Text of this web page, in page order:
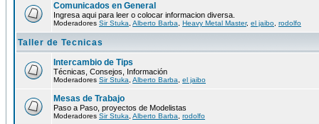
Comunicados en General
Ingresa aqui para leer o colocar informacion diversa.
Moderadores Sir Stuka Alberto Barba Heavy Metal Master, el jaibo rodolfo
Taller de Tecnicas
Intercambio de Tips
Técnicas, Consejos, Información
Moderadores Sir Stuka Alberto Barba el jaibo
Mesas de Trabajo
Paso a Paso, proyectos de Modelistas
Moderadores Sir Stuka Alberto Barba rodolfo